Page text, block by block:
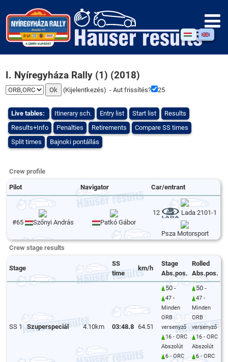
I. Nyíregyháza Rally (1) (2018)
(Kijelentkezés) - Aut frissítés? 25
Live tables: Itinerary sch. Entry list Start list
Results
Results+Info
Penalties Retirements
Compare SS times
Split times
Bajnoki pontállás
Crew profile
Pilot Navigator Car/entrant
#65 Szőnyi András Patkó Gábor
12 Lada 2101-1
Psza Motorsport
Crew stage results
Stage
SS
time
km/h
Stage
Abs.pos.
Rolled
Abs.pos.
SS 1 Szuperspeciál 4.10km 03:48.8 64.51
50 -
47 -
Minden
ORB
versenyző
16 - ORC
Abszolút
6 - ORC
50 -
47 -
Minden
ORB
versenyző
16 - ORC
Abszolút
6 - ORC